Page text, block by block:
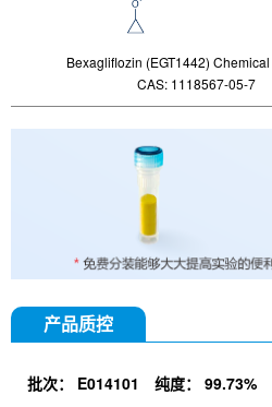
Bexagliflozin (EGT1442)
CAS: 1118567-05-7
产品质控
批次： E014101 纯度： 99.73%